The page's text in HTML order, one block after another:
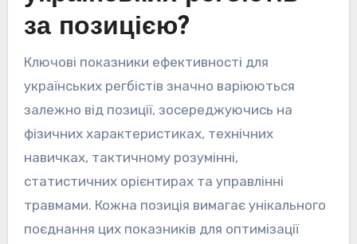
за позицією?
Ключові показники ефективності для
українських регбістів значно варіюються
залежно від позиції, зосереджуючись на
фізичних характеристиках, технічних
навичках, тактичному розумінні,
статистичних орієнтирах та управлінні
травмами. Кожна позиція вимагає унікального
поєднання цих показників для оптимізації